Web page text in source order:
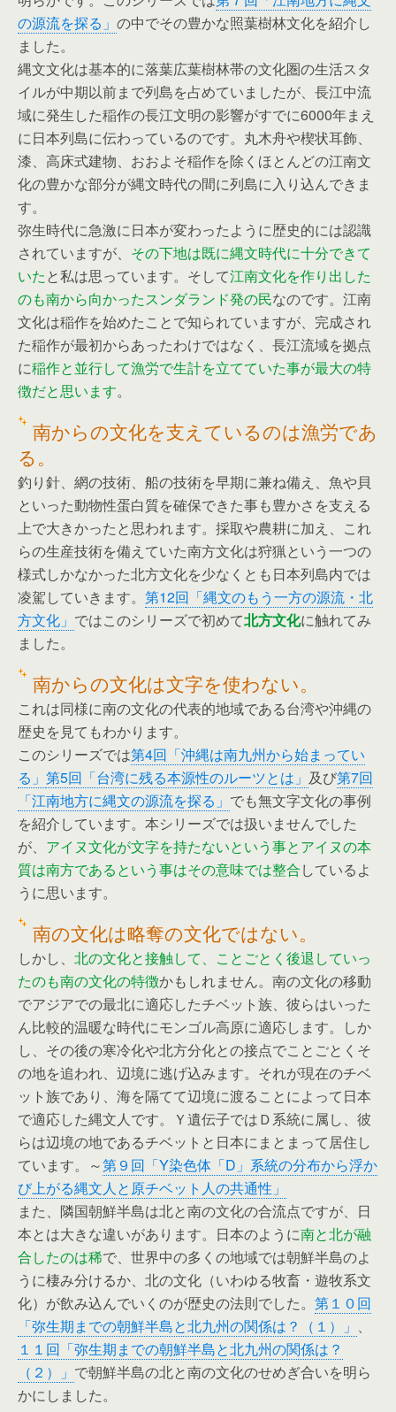
の源流を探る」 の中でその豊かな照葉樹林文化を紹介し
ました。
縄文文化は基本的に落葉広葉樹林帯の文化圏の生活スタ
イルが中期以前まで列島を占めていましたが、長江中流
域に発生した稲作の長江文明の影響がすでに6000年まえ
に日本列島に伝わっているのです。丸木舟や楔状耳飾、
漆、高床式建物、おおよそ稲作を除くほとんどの江南文
化の豊かな部分が縄文時代の間に列島に入り込んできま
す。
弥生時代に急激に日本が変わったように歴史的には認識
されていますが、 その下地は既に縄文時代に十分できて
いたと私は思っています。そして江南文化を作り出した
のも南から向かったスンダランド発の民なのです。江南
文化は稲作を始めたことで知られていますが、完成され
た稲作が最初からあったわけではなく、長江流域を拠点
に稲作と並行して漁労で生計を立てていた事が最大の特
徴だと思います。
南からの文化を支えているのは漁労であ
る。
釣り針、網の技術、船の技術を早期に兼ね備え、魚や貝
といった動物性蛋白質を確保できた事も豊かさを支える
上で大きかったと思われます。採取や農耕に加え、これ
らの生産技術を備えていた南方文化は狩猟という一つの
様式しかなかった北方文化を少なくとも日本列島内では
凌駕していきます。 第12回「縄文のもう一方の源流・北
方文化」 ではこのシリーズで初めて北方文化に触れてみ
ました。
南からの文化は文字を使わない。
これは同様に南の文化の代表的地域である台湾や沖縄の
歴史を見てもわかります。
このシリーズでは第4回「沖縄は南九州から始まってい
る」 第5回「台湾に残る本源性のルーツとは」 及び第7回
「江南地方に縄文の源流を探る」 でも無文字文化の事例
を紹介しています。本シリーズでは扱いませんでした
が、 アイヌ文化が文字を持たないという事とアイヌの本
質は南方であるという事はその意味では整合しているよ
うに思います。
南の文化は略奪の文化ではない。
しかし、 北の文化と接触して、ことごとく後退していっ
たのも南の文化の特徴かもしれません。南の文化の移動
でアジアでの最北に適応したチベット族、彼らはいった
ん比較的温暖な時代にモンゴル高原に適応します。しか
し、その後の寒冷化や北方分化との接点でことごとくそ
の地を追われ、辺境に逃げ込みます。それが現在のチベ
ット族であり、海を隔てて辺境に渡ることによって日本
で適応した縄文人です。Ｙ遺伝子ではＤ系統に属し、彼
らは辺境の地であるチベットと日本にまとまって居住し
ています。～第９回「Y染色体「D」系統の分布から浮か
び上がる縄文人と原チベット人の共通性」
また、隣国朝鮮半島は北と南の文化の合流点ですが、日
本とは大きな違いがあります。日本のように南と北が融
合したのは稀で、世界中の多くの地域では朝鮮半島のよ
うに棲み分けるか、北の文化（いわゆる牧畜・遊牧系文
化）が飲み込んでいくのが歴史の法則でした。 第１０回
「弥生期までの朝鮮半島と北九州の関係は？（１）」 、
１１回「弥生期までの朝鮮半島と北九州の関係は？
（２）」 で朝鮮半島の北と南の文化のせめぎ合いを明ら
かにしました。